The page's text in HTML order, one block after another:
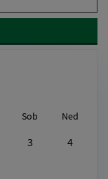
Sob Ned
3 4